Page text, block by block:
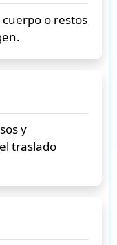
o restos
y
traslado